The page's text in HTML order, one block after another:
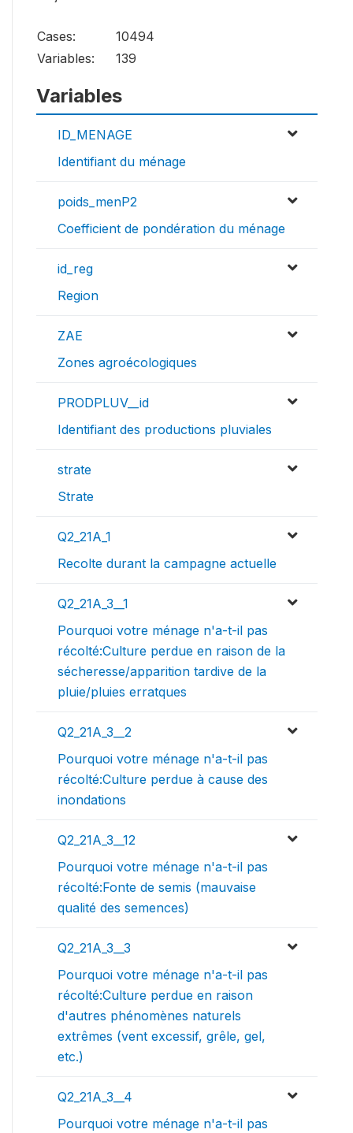
Cases:
10494
Variables:
139
Variables
ID_MENAGE
Identifiant du ménage
poids_menP2
Coefficient de pondération du ménage
id_reg
Region
ZAE
Zones agroécologiques
PRODPLUV__id
Identifiant des productions pluviales
strate
Strate
Q2_21A_1
Recolte durant la campagne actuelle
Q2_21A_3__1
Pourquoi votre ménage n'a-t-il pas
récolté:Culture perdue en raison de la
sécheresse/apparition tardive de la
pluie/pluies erratques
Q2_21A_3__2
Pourquoi votre ménage n'a-t-il pas
récolté:Culture perdue à cause des
inondations
Q2_21A_3__12
Pourquoi votre ménage n'a-t-il pas
récolté:Fonte de semis (mauvaise
qualité des semences)
Q2_21A_3__3
Pourquoi votre ménage n'a-t-il pas
récolté:Culture perdue en raison
d'autres phénomènes naturels
extrêmes (vent excessif, grêle, gel,
etc.)
Q2_21A_3__4
Pourquoi votre ménage n'a-t-il pas